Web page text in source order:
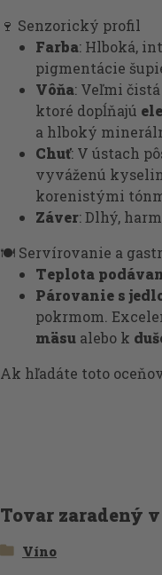
🍷 Senzorický profil
Farba: Hlboká,
pigmentácie
Vôňa: Veľmi
ktoré dopĺňajú
a hlboký
Chuť: V ústach
vyváženú
korenistými
Záver: Dlhý,
🍽️ Servírovanie a
Teplota
Párovanie s
pokrmom.
mäsualebo k
Ak hľadáte toto
Tovar zaradený
Víno